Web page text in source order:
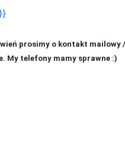
prosimy o kontakt
My telefony mamy sprawne :)